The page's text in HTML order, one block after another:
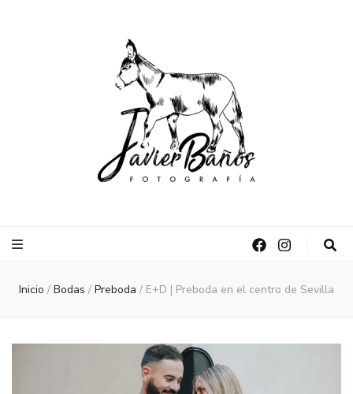
Fotógrafo de
bodas en
Sevilla
Inicio / Bodas / Preboda / E+D | Preboda en el centro de Sevilla